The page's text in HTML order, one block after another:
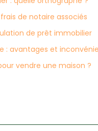
de notaire associés
de prêt immobilier
: avantages et
vendre une maison ?